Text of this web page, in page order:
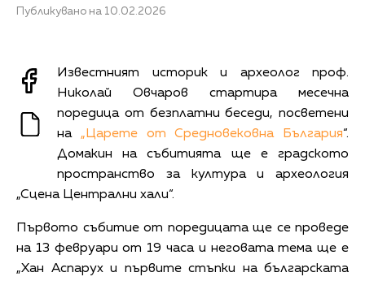
Публикувано на 10.02.2026
Известният историк и археолог проф.
Николай Овчаров стартира месечна
поредица от безплатни беседи, посветени
на „Царете от Средновековна България“.
Домакин на събитията ще е градското
пространство за култура и археология
„Сцена Централни хали“.
Първото събитие от поредицата ще се проведе
на 13 февруари от 19 часа и неговата тема ще е
„Хан Аспарух и първите стъпки на българската